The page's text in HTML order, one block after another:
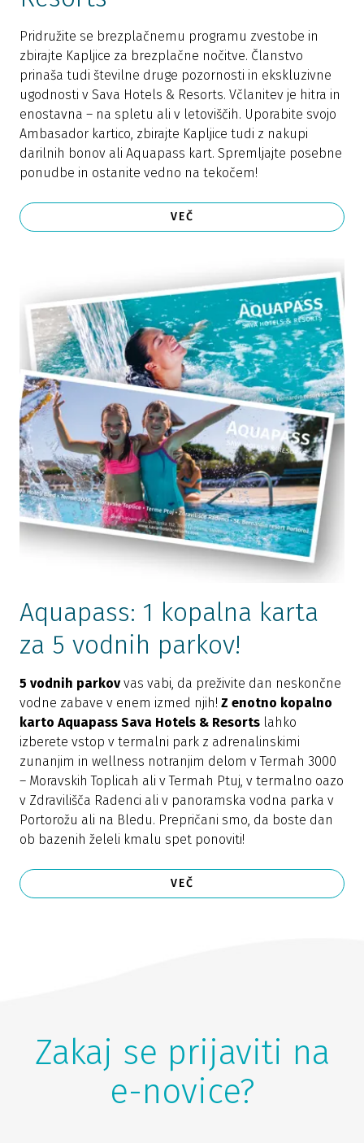
Pridružite se brezplačnemu programu zvestobe in
zbirajte Kapljice za brezplačne nočitve. Članstvo
prinaša tudi številne druge pozornosti in ekskluzivne
ugodnosti v Sava Hotels & Resorts. Včlanitev je hitra in
enostavna – na spletu ali v letoviščih. Uporabite svojo
Ambasador kartico, zbirajte Kapljice tudi z nakupi
darilnih bonov ali Aquapass kart. Spremljajte posebne
ponudbe in ostanite vedno na tekočem!
VEČ
Aquapass: 1 kopalna karta
za 5 vodnih parkov!
5 vodnih parkovvas vabi, da preživite dan neskončne
vodne zabave v enem izmed njih! Z enotno kopalno
karto Aquapass Sava Hotels & Resorts lahko
izberete vstop v termalni park z adrenalinskimi
zunanjim in wellness notranjim delom v Termah 3000
– Moravskih Toplicah ali v Termah Ptuj, v termalno oazo
v Zdravilišča Radenci ali v panoramska vodna parka v
Portorožu ali na Bledu. Prepričani smo, da boste dan
ob bazenih želeli kmalu spet ponoviti!
VEČ
Zakaj se prijaviti na
e-novice?